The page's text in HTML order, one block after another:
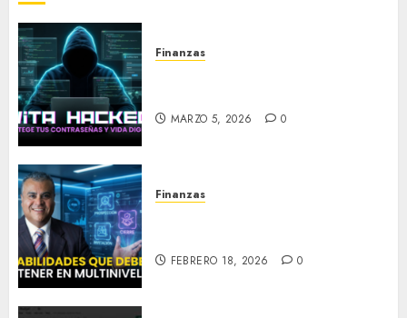
Finanzas
MARZO 5, 2026 0
Finanzas
FEBRERO 18, 2026 0